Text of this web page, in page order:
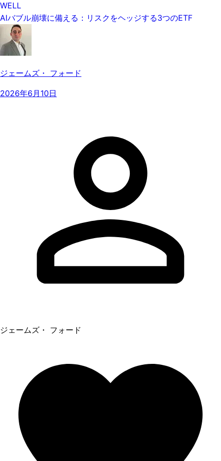
WELL
AIバブル崩壊に備える：リスクをヘッジする3つのETF
ジェームズ・ フォード
2026年6月10日
ジェームズ・ フォード